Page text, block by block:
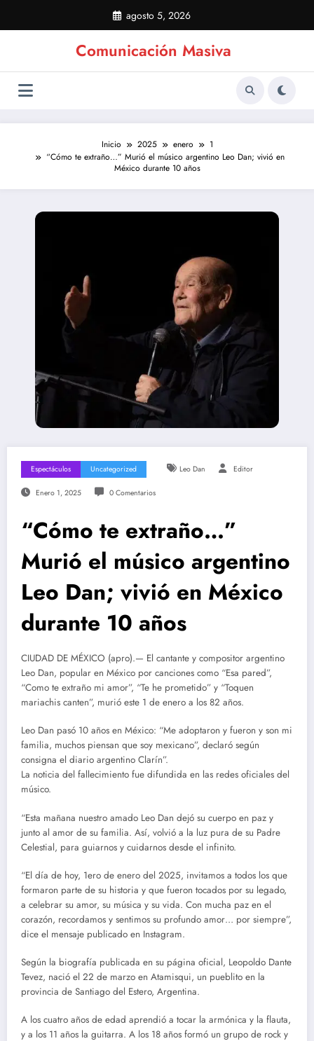
contenido
agosto 5, 2026
Comunicación Masiva
Inicio 2025 enero
1
“Cómo te extraño…” Murió el músico argentino Leo Dan; vivió en
México durante 10 años
Espectáculos Uncategorized Leo Dan Editor
Enero 1, 2025 0 Comentarios
“Cómo te extraño…”
Murió el músico argentino
Leo Dan; vivió en México
durante 10 años
CIUDAD DE MÉXICO (apro).— El cantante y compositor argentino
Leo Dan, popular en México por canciones como “Esa pared”,
“Como te extraño mi amor”, “Te he prometido” y “Toquen
mariachis canten”, murió este 1 de enero a los 82 años.
Leo Dan pasó 10 años en México: “Me adoptaron y fueron y son mi
familia, muchos piensan que soy mexicano”, declaró según
consigna el diario argentino Clarín”.
La noticia del fallecimiento fue difundida en las redes oficiales del
músico.
“Esta mañana nuestro amado Leo Dan dejó su cuerpo en paz y
junto al amor de su familia. Así, volvió a la luz pura de su Padre
Celestial, para guiarnos y cuidarnos desde el infinito.
“El día de hoy, 1ero de enero del 2025, invitamos a todos los que
formaron parte de su historia y que fueron tocados por su legado,
a celebrar su amor, su música y su vida. Con mucha paz en el
corazón, recordamos y sentimos su profundo amor… por siempre”,
dice el mensaje publicado en Instagram.
Según la biografía publicada en su página oficial, Leopoldo Dante
Tevez, nació el 22 de marzo en Atamisqui, un pueblito en la
provincia de Santiago del Estero, Argentina.
A los cuatro años de edad aprendió a tocar la armónica y la flauta,
y a los 11 años la guitarra. A los 18 años formó un grupo de rock y